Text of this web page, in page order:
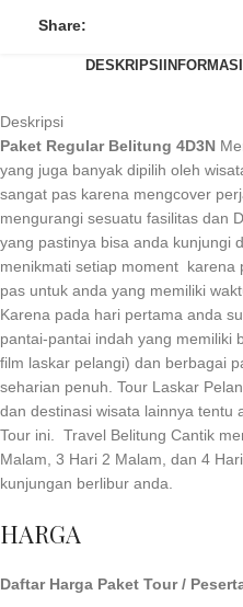
Share:
DESKRIPSI
Deskripsi
Paket Regular Belitung 4D3N
yang juga banyak dipilih oleh
sangat pas karena mengcover
mengurangi sesuatu fasilitas dan
yang pastinya bisa anda kunjungi
menikmati setiap moment karena
pas untuk anda yang memiliki
Karena pada hari pertama anda
pantai-pantai indah yang memiliki
film laskar pelangi) dan berbagai
seharian penuh. Tour Laskar
dan destinasi wisata lainnya tentu
Tour ini. Travel Belitung Cantik
Malam, 3 Hari 2 Malam, dan 4
kunjungan berlibur anda.
HARGA
Daftar Harga Paket Tour /